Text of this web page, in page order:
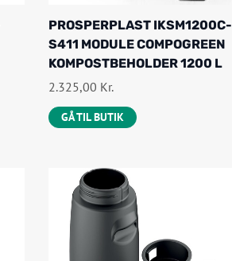
PROSPERPLAST IKSM1200C-
S411 MODULE COMPOGREEN
KOMPOSTBEHOLDER 1200 L
2.325,00 Kr.
GÅ TIL BUTIK